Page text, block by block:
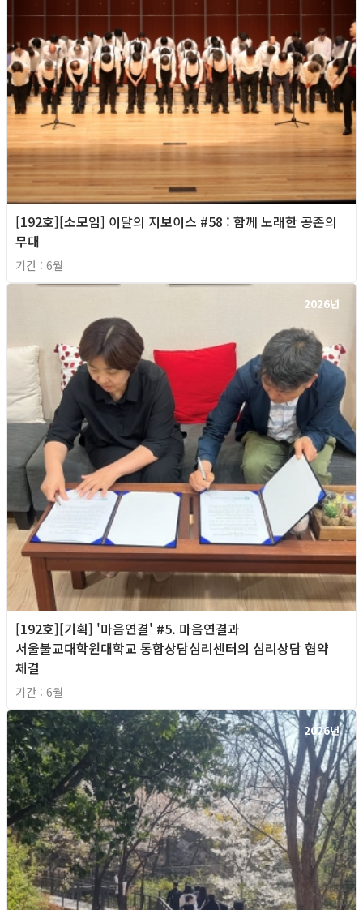
[192호][소모임] 이달의 지보이스 #58 : 함께 노래한 공존의
무대
기간 : 6월
2026년
[192호][기획] '마음연결' #5. 마음연결과
서울불교대학원대학교 통합상담심리센터의 심리상담 협약
체결
기간 : 6월
2026년